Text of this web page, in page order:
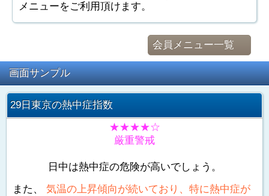
メニューをご利用頂けます。
会員メニュー一覧
画面サンプル
29日東京の熱中症指数
★★★★☆
厳重警戒
日中は熱中症の危険が高いでしょう。
また、 気温の上昇傾向が続いており、特に熱中症が